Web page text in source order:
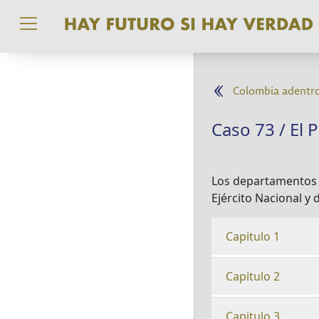
Pasar al contenido principal
Colombia
Caso 73 / El
Los
Ejército Nacional y
Capitulo 1
Capitulo 2
Capitulo 3